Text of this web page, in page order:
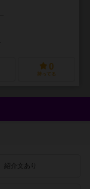
0
持ってる
紹介文あり